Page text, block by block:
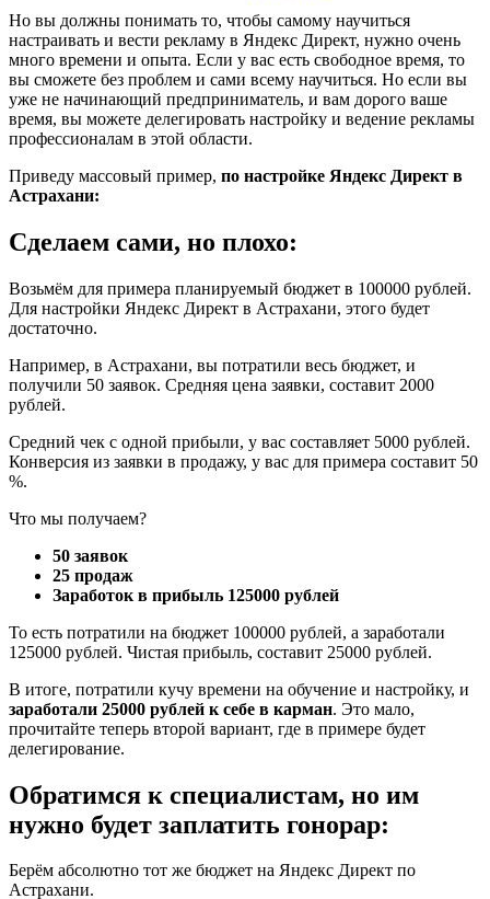
Но вы должны понимать то, чтобы самому научиться
настраивать и вести рекламу в Яндекс Директ, нужно очень
много времени и опыта. Если у вас есть свободное время, то
вы сможете без проблем и сами всему научиться. Но если вы
уже не начинающий предприниматель, и вам дорого ваше
время, вы можете делегировать настройку и ведение рекламы
профессионалам в этой области.
Приведу массовый пример, по настройке Яндекс Директ в
Астрахани:
Сделаем сами, но плохо:
Возьмём для примера планируемый бюджет в 100000 рублей.
Для настройки Яндекс Директ в Астрахани, этого будет
достаточно.
Например, в Астрахани, вы потратили весь бюджет, и
получили 50 заявок. Средняя цена заявки, составит 2000
рублей.
Средний чек с одной прибыли, у вас составляет 5000 рублей.
Конверсия из заявки в продажу, у вас для примера составит 50
%.
Что мы получаем?
50 заявок
25 продаж
Заработок в прибыль 125000 рублей
То есть потратили на бюджет 100000 рублей, а заработали
125000 рублей. Чистая прибыль, составит 25000 рублей.
В итоге, потратили кучу времени на обучение и настройку, и
заработали 25000 рублей к себе в карман. Это мало,
прочитайте теперь второй вариант, где в примере будет
делегирование.
Обратимся к специалистам, но им
нужно будет заплатить гонорар:
Берём абсолютно тот же бюджет на Яндекс Директ по
Астрахани.